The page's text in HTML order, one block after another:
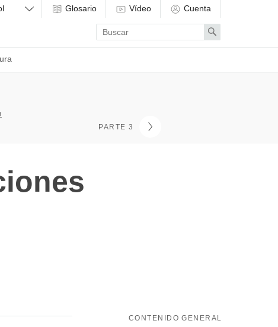
Glosario Vídeo Cuenta
Enter
search
term
Search
PARTE 3
CONTENIDO GENERAL